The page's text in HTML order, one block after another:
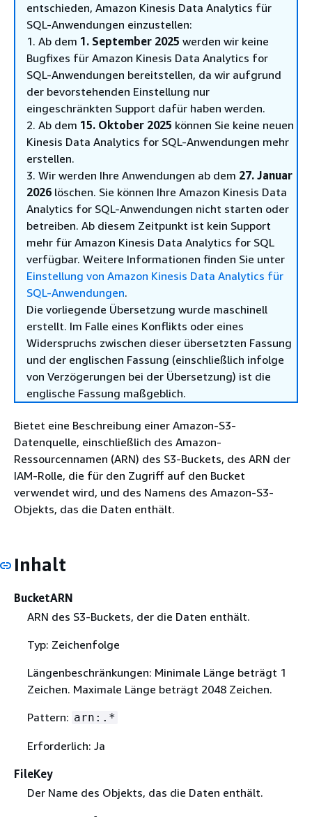
entschieden, Amazon Kinesis Data Analytics für
SQL-Anwendungen einzustellen:
1. Ab dem 1. September 2025 werden wir keine
Bugfixes für Amazon Kinesis Data Analytics for
SQL-Anwendungen bereitstellen, da wir aufgrund
der bevorstehenden Einstellung nur
eingeschränkten Support dafür haben werden.
2. Ab dem 15. Oktober 2025 können Sie keine neuen
Kinesis Data Analytics for SQL-Anwendungen mehr
erstellen.
3. Wir werden Ihre Anwendungen ab dem 27. Januar
2026 löschen. Sie können Ihre Amazon Kinesis Data
Analytics for SQL-Anwendungen nicht starten oder
betreiben. Ab diesem Zeitpunkt ist kein Support
mehr für Amazon Kinesis Data Analytics for SQL
verfügbar. Weitere Informationen finden Sie unter
Einstellung von Amazon Kinesis Data Analytics für
SQL-Anwendungen.
Die vorliegende Übersetzung wurde maschinell
erstellt. Im Falle eines Konflikts oder eines
Widerspruchs zwischen dieser übersetzten Fassung
und der englischen Fassung (einschließlich infolge
von Verzögerungen bei der Übersetzung) ist die
englische Fassung maßgeblich.
Bietet eine Beschreibung einer Amazon-S3-
Datenquelle, einschließlich des Amazon-
Ressourcennamen (ARN) des S3-Buckets, des ARN der
IAM-Rolle, die für den Zugriff auf den Bucket
verwendet wird, und des Namens des Amazon-S3-
Objekts, das die Daten enthält.
Inhalt
BucketARN
ARN des S3-Buckets, der die Daten enthält.
Typ: Zeichenfolge
Längenbeschränkungen: Minimale Länge beträgt 1
Zeichen. Maximale Länge beträgt 2048 Zeichen.
Pattern: arn:.*
Erforderlich: Ja
FileKey
Der Name des Objekts, das die Daten enthält.